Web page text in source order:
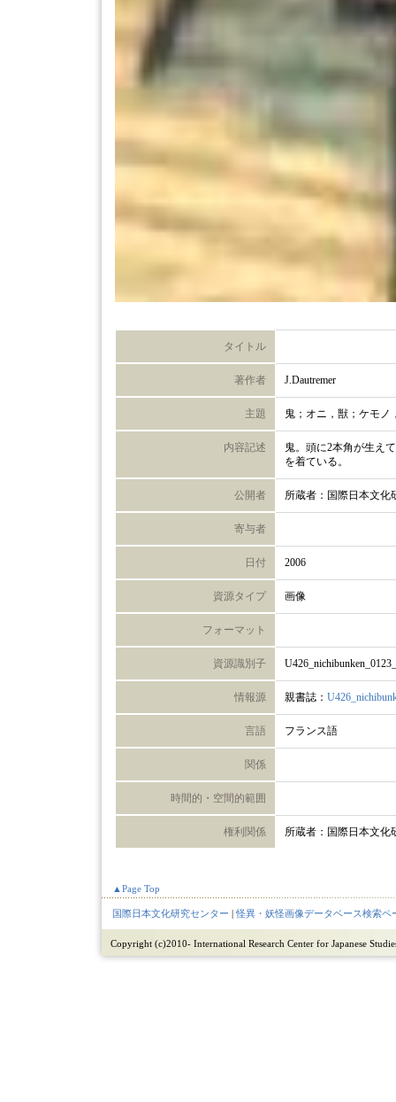
タイトル
著作者 J.Dautremer
主題 鬼；オニ，獣；ケモノ
内容記述
鬼。頭に2本角が生え
を着ている。
公開者 所蔵者：国際日本文化
寄与者
日付 2006
資源タイプ 画像
フォーマット
資源識別子
情報源 親書誌：
言語 フランス語
関係
時間的・空間的範囲
権利関係 所蔵者：国際日本文化
▲Page Top
国際日本文化研究センター |怪異・妖怪画像データベース検索ペ
Copyright (c)2010- International Research Center for Japanese